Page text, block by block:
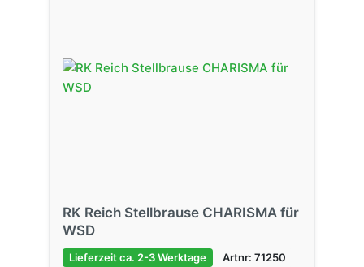
RK Reich Stellbrause CHARISMA für
WSD
Lieferzeit ca. 2-3 Werktage Artnr: 71250